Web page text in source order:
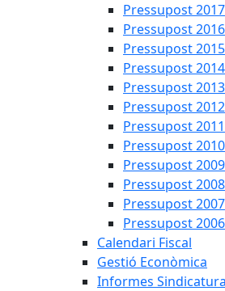
Pressupost 2017
Pressupost 2016
Pressupost 2015
Pressupost 2014
Pressupost 2013
Pressupost 2012
Pressupost 2011
Pressupost 2010
Pressupost 2009
Pressupost 2008
Pressupost 2007
Pressupost 2006
Calendari Fiscal
Gestió Econòmica
Informes